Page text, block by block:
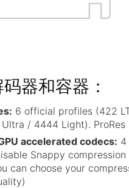
器和容器：
6 official profiles (422
/ 4444 Light).
accelerated codecs: 4
Snappy
can choose your